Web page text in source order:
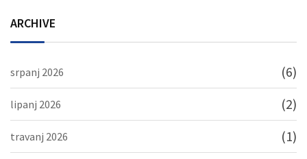
ARCHIVE
srpanj 2026 (6)
lipanj 2026 (2)
travanj 2026 (1)